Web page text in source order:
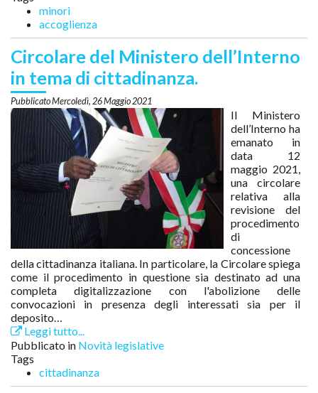
minori
accoglienza
Circolare del Ministero dell’Interno
in tema di cittadinanza.
Mercoledì, 26 Maggio 2021
Il Ministero
dell’Interno ha
emanato in
data 12
maggio 2021,
una circolare
relativa alla
revisione del
procedimento
di
concessione
della cittadinanza italiana. In particolare, la Circolare spiega
come il procedimento in questione sia destinato ad una
completa digitalizzazione con l'abolizione delle
convocazioni in presenza degli interessati sia per il
deposito…
Leggi tutto...
Pubblicato in Novità legislative
Tags
cittadinanza